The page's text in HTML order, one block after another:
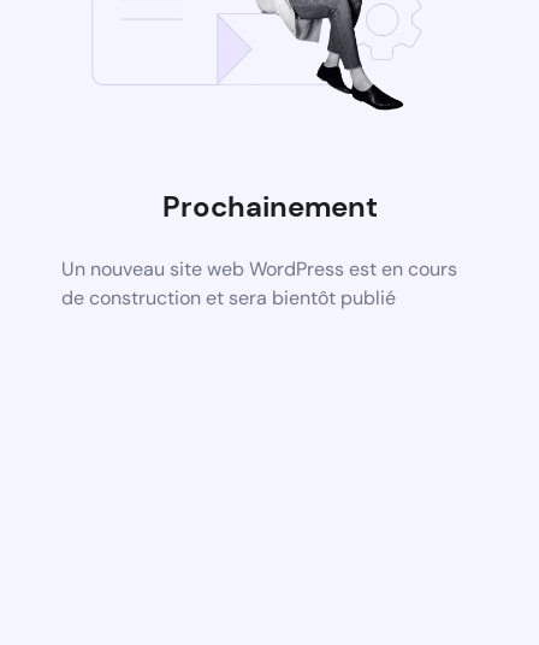
Prochainement
Un nouveau site web WordPress est en cours
de construction et sera bientôt publié